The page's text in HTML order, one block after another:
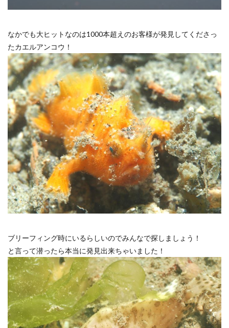
なかでも大ヒットなのは1000本超えのお客様が発見してくださっ
たカエルアンコウ！
ブリーフィング時にいるらしいのでみんなで探しましょう！
と言って潜ったら本当に発見出来ちゃいました！